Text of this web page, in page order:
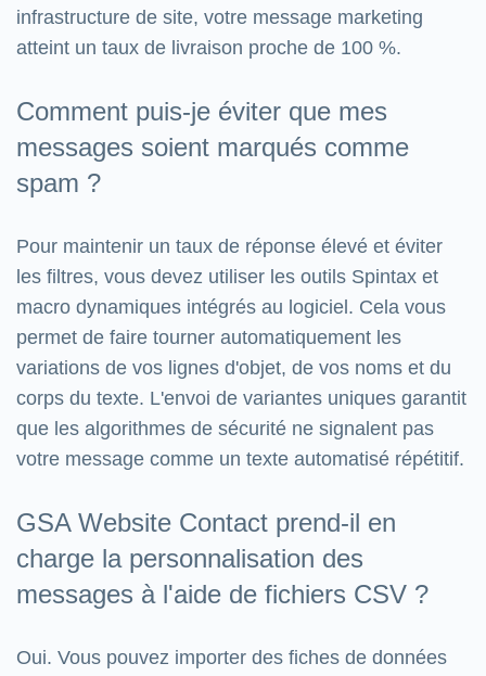
infrastructure de site, votre message marketing
atteint un taux de livraison proche de 100 %.
Comment puis-je éviter que mes
messages soient marqués comme
spam ?
Pour maintenir un taux de réponse élevé et éviter
les filtres, vous devez utiliser les outils Spintax et
macro dynamiques intégrés au logiciel. Cela vous
permet de faire tourner automatiquement les
variations de vos lignes d'objet, de vos noms et du
corps du texte. L'envoi de variantes uniques garantit
que les algorithmes de sécurité ne signalent pas
votre message comme un texte automatisé répétitif.
GSA Website Contact prend-il en
charge la personnalisation des
messages à l'aide de fichiers CSV ?
Oui. Vous pouvez importer des fiches de données